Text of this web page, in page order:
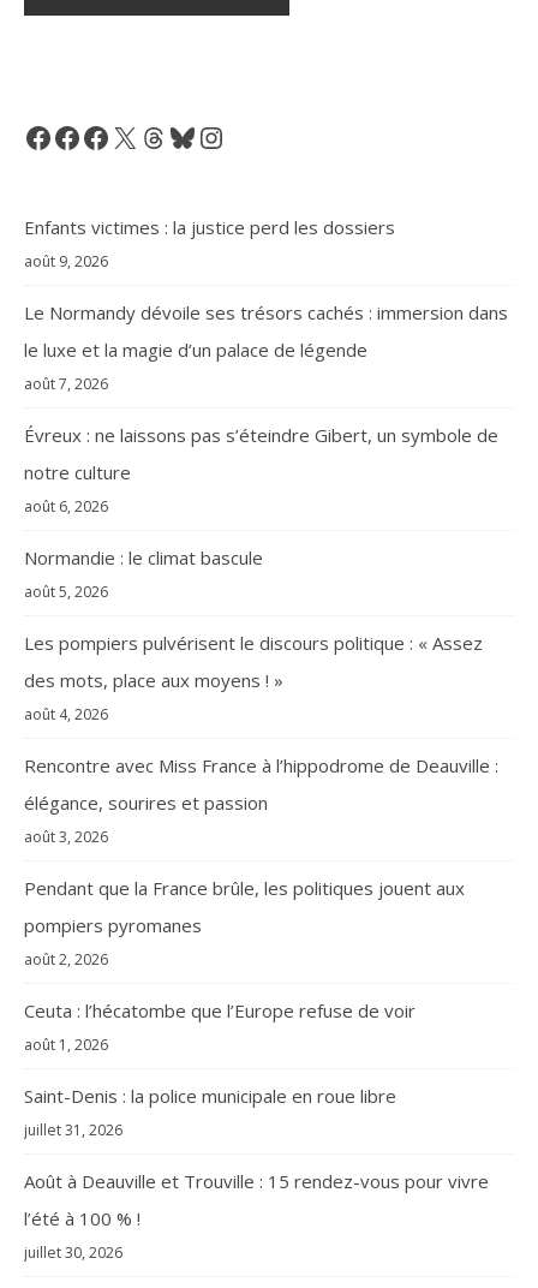
Facebook
Facebook
Facebook
X Threads
BlueskyInstagram
Enfants victimes : la justice perd les dossiers
août 9, 2026
Le Normandy dévoile ses trésors cachés : immersion dans
le luxe et la magie d’un palace de légende
août 7, 2026
Évreux : ne laissons pas s’éteindre Gibert, un symbole de
notre culture
août 6, 2026
Normandie : le climat bascule
août 5, 2026
Les pompiers pulvérisent le discours politique : « Assez
des mots, place aux moyens ! »
août 4, 2026
Rencontre avec Miss France à l’hippodrome de Deauville :
élégance, sourires et passion
août 3, 2026
Pendant que la France brûle, les politiques jouent aux
pompiers pyromanes
août 2, 2026
Ceuta : l’hécatombe que l’Europe refuse de voir
août 1, 2026
Saint-Denis : la police municipale en roue libre
juillet 31, 2026
Août à Deauville et Trouville : 15 rendez-vous pour vivre
l’été à 100 % !
juillet 30, 2026